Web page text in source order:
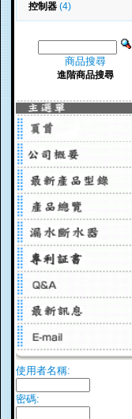
控制器 (4)
商品搜尋
進階商品搜尋
使用者名稱:
密碼: